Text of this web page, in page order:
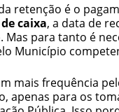
retenção é o
caixa, a data de
Mas para tanto é
Município
mais frequência
apenas para os